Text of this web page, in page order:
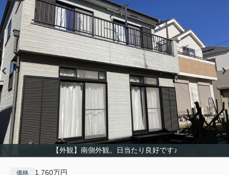
【外観】南側外観。日当たり良好です♪
価格 1,760万円